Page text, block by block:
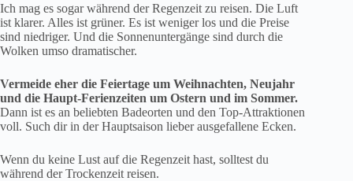
Ich mag es sogar während der Regenzeit zu reisen. Die Luft
ist klarer. Alles ist grüner. Es ist weniger los und die Preise
sind niedriger. Und die Sonnenuntergänge sind durch die
Wolken umso dramatischer.
Vermeide eher die Feiertage um Weihnachten, Neujahr
und die Haupt-Ferienzeiten um Ostern und im Sommer.
Dann ist es an beliebten Badeorten und den Top-Attraktionen
voll. Such dir in der Hauptsaison lieber ausgefallene Ecken.
Wenn du keine Lust auf die Regenzeit hast, solltest du
während der Trockenzeit reisen.